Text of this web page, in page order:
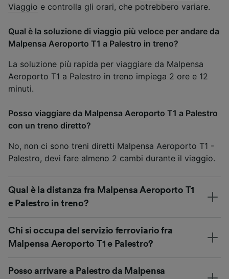
Viaggio e controlla gli orari, che potrebbero variare.
Qual è la soluzione di viaggio più veloce per andare da
Malpensa Aeroporto T1 a Palestro in treno?
La soluzione più rapida per viaggiare da Malpensa
Aeroporto T1 a Palestro in treno impiega 2 ore e 12
minuti.
Posso viaggiare da Malpensa Aeroporto T1 a Palestro
con un treno diretto?
No, non ci sono treni diretti Malpensa Aeroporto T1 -
Palestro, devi fare almeno 2 cambi durante il viaggio.
Qual è la distanza fra Malpensa Aeroporto T1
e Palestro in treno?
Chi si occupa del servizio ferroviario fra
Malpensa Aeroporto T1 e Palestro?
Posso arrivare a Palestro da Malpensa